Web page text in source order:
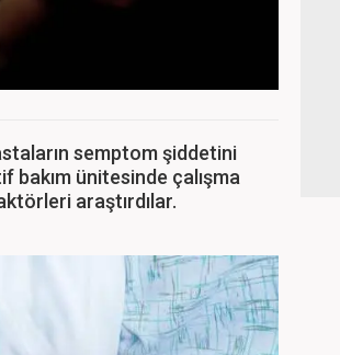
semptom şiddetini
bakım ünitesinde çalışma
araştırdılar.